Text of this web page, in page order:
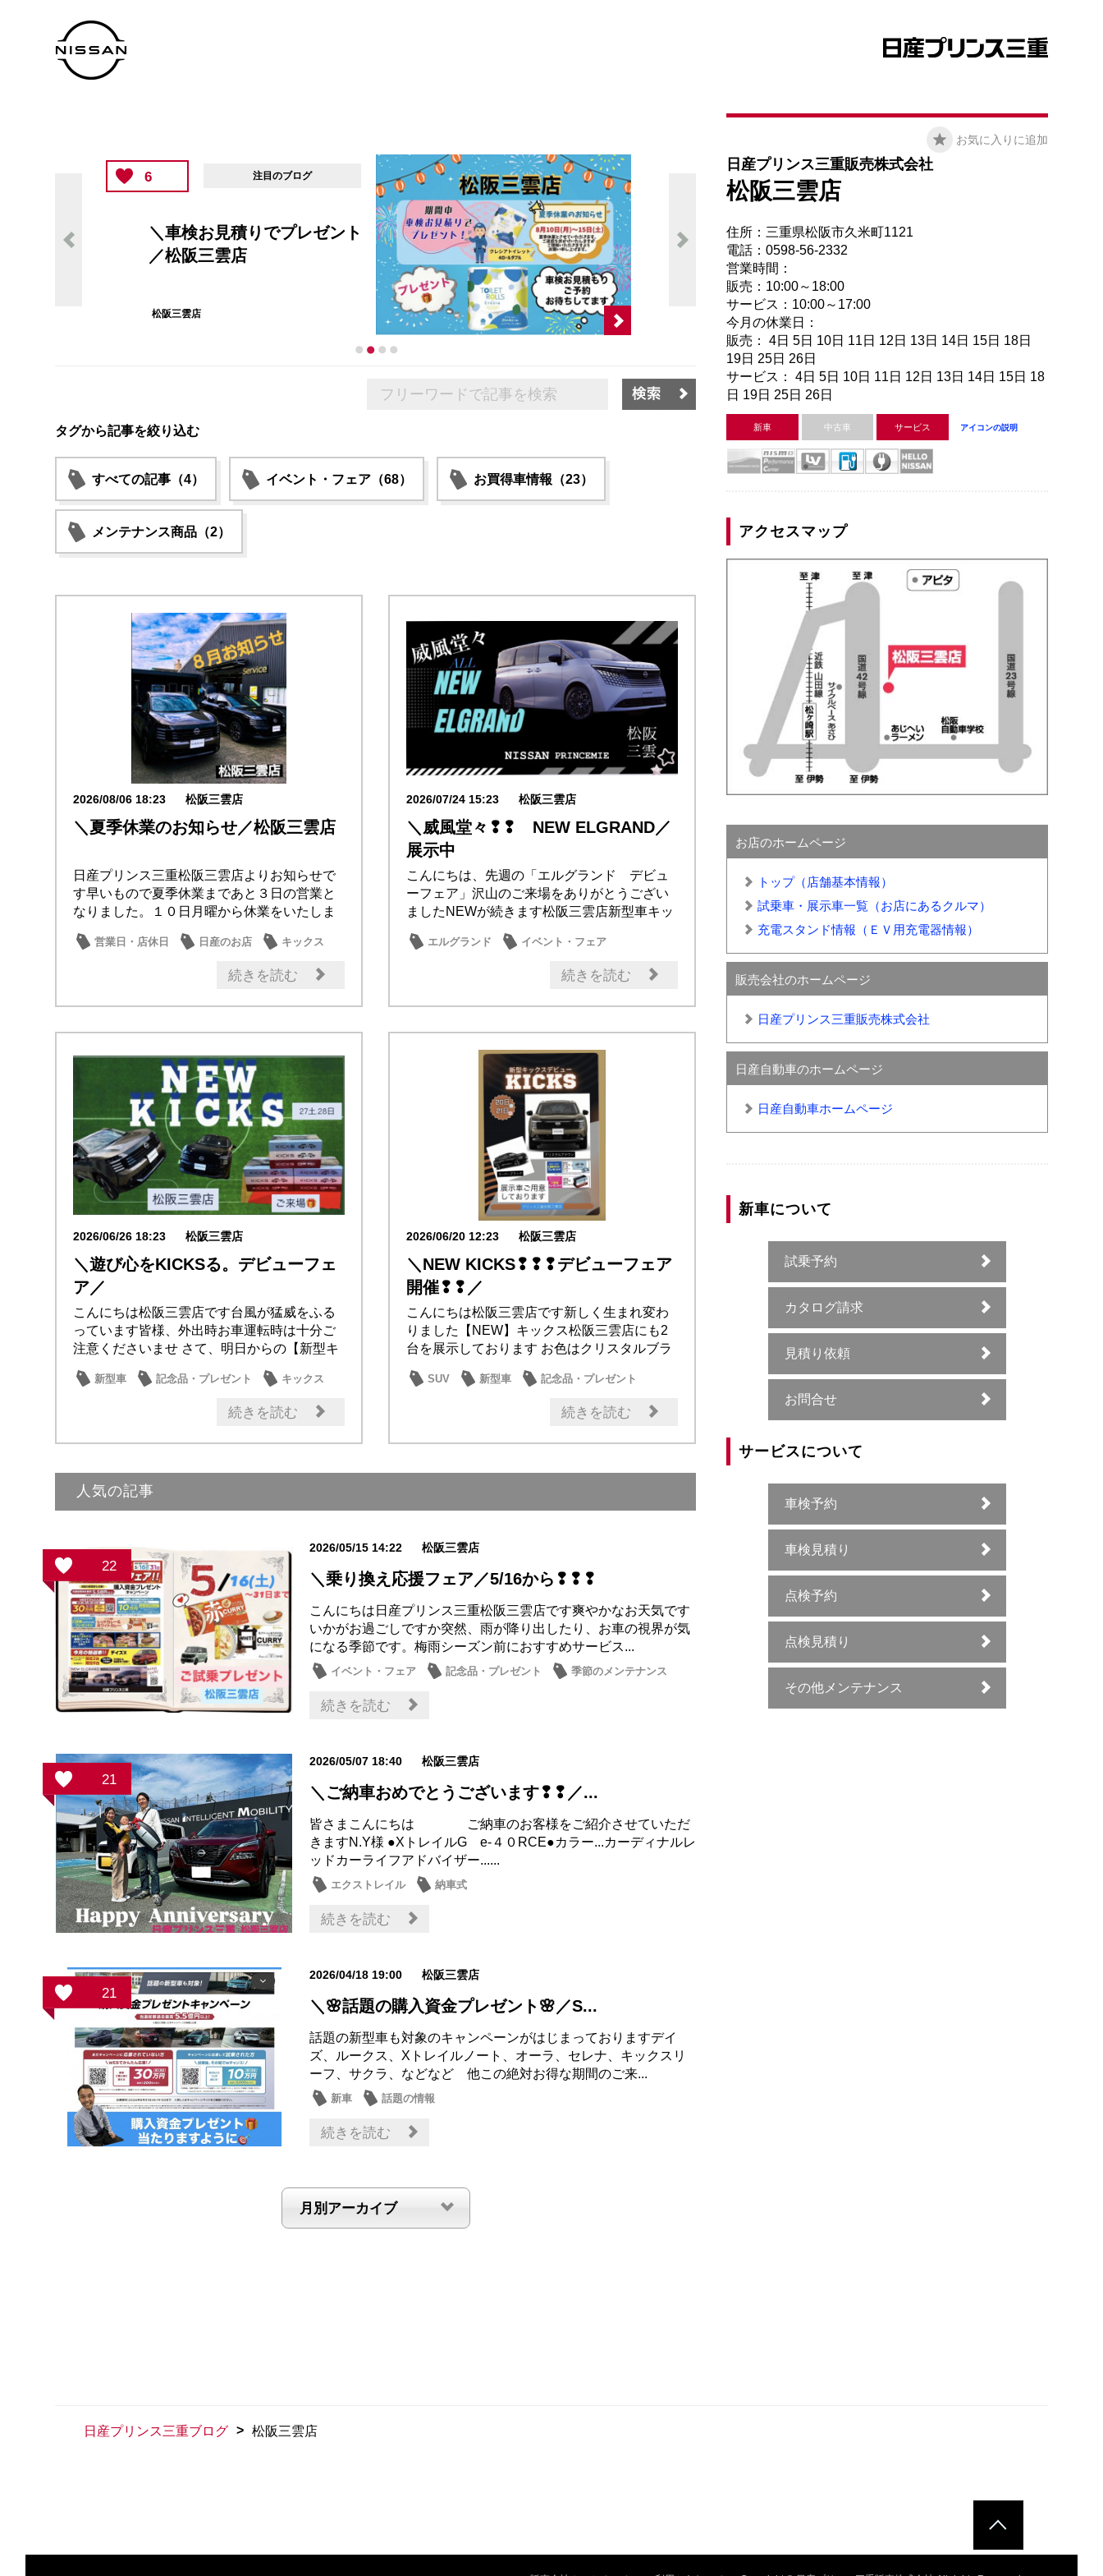
6 注目のブログ
＼車検お見積りでプレゼント
／松阪三雲店
松阪三雲店
タグから記事を絞り込む
すべての記事（4） イベント・フェア（68） お買得車情報（23）
メンテナンス商品（2）
2026/08/06 18:23 松阪三雲店
＼夏季休業のお知らせ／松阪三雲店
日産プリンス三重松阪三雲店よりお知らせで
す早いもので夏季休業まであと３日の営業と
なりました。１０日月曜から休業をいたしま
営業日・店休日 日産のお店 キックス
続きを読む
2026/07/24 15:23 松阪三雲店
＼威風堂々❢❢ NEW ELGRAND／
展示中
こんにちは、先週の「エルグランド デビュ
ーフェア」沢山のご来場をありがとうござい
ましたNEWが続きます松阪三雲店新型車キッ
エルグランド
イベント・フェア
キックス
続きを読む
2026/06/26 18:23 松阪三雲店
＼遊び心をKICKSる。デビューフェ
ア／
こんにちは松阪三雲店です台風が猛威をふる
っています皆様、外出時お車運転時は十分ご
注意くださいませ さて、明日からの【新型キ
新型車 記念品・プレゼント キックス
続きを読む
2026/06/20 12:23 松阪三雲店
＼NEW KICKS❢❢❢デビューフェア
開催❢❢／
こんにちは松阪三雲店です新しく生まれ変わ
りました【NEW】キックス松阪三雲店にも2
台を展示しております お色はクリスタルブラ
SUV 新型車
記念品・プレゼント
続きを読む
人気の記事
22
2026/05/15 14:22 松阪三雲店
＼乗り換え応援フェア／5/16から❢❢❢
こんにちは日産プリンス三重松阪三雲店です爽やかなお天気です
いかがお過ごしですか突然、雨が降り出したり、お車の視界が気
になる季節です。梅雨シーズン前におすすめサービス...
イベント・フェア 記念品・プレゼント 季節のメンテナンス
続きを読む
21
2026/05/07 18:40 松阪三雲店
＼ご納車おめでとうございます❢❢／...
皆さまこんにちは ご納車のお客様をご紹介させていただ
きますN.Y様 ●XトレイルG e-４０RCE●カラー...カーディナルレ
ッドカーライフアドバイザー......
エクストレイル 納車式
続きを読む
21
2026/04/18 19:00 松阪三雲店
＼🌸話題の購入資金プレゼント🌸／S...
話題の新型車も対象のキャンペーンがはじまっておりますデイ
ズ、ルークス、Xトレイルノート、オーラ、セレナ、キックスリ
ーフ、サクラ、などなど 他この絶対お得な期間のご来...
新車 話題の情報
続きを読む
お気に入りに追加
日産プリンス三重販売株式会社
松阪三雲店
住所：三重県松阪市久米町1121
電話：0598-56-2332
営業時間：
販売：10:00～18:00
サービス：10:00～17:00
今月の休業日：
販売： 4日 5日 10日 11日 12日 13日 14日 15日 18日
19日 25日 26日
サービス： 4日 5日 10日 11日 12日 13日 14日 15日 18
日 19日 25日 26日
新車 中古車 サービス アイコンの説明
アクセスマップ
お店のホームページ
トップ（店舗基本情報）
試乗車・展示車一覧（お店にあるクルマ）
充電スタンド情報（ＥＶ用充電器情報）
販売会社のホームページ
日産プリンス三重販売株式会社
日産自動車のホームページ
日産自動車ホームページ
新車について
試乗予約
カタログ請求
見積り依頼
お問合せ
サービスについて
車検予約
車検見積り
点検予約
点検見積り
その他メンテナンス
日産プリンス三重ブログ > 松阪三雲店